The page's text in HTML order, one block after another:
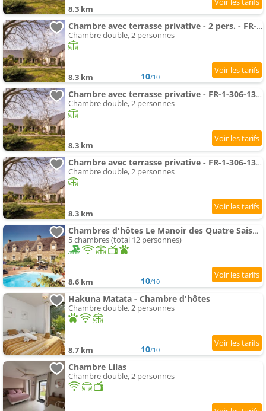
8.3 km
Chambre avec terrasse privative - 2 pers. - FR-1-306-1338
Chambre double, 2 personnes
8.3 km 10/10
Chambre avec terrasse privative - FR-1-306-1340
Chambre double, 2 personnes
8.3 km
Chambre avec terrasse privative - FR-1-306-1339
Chambre double, 2 personnes
8.3 km
Chambres d'hôtes Le Manoir des Quatre Saisons
5 chambres (total 12 personnes)
8.6 km 10/10
Hakuna Matata - Chambre d'hôtes
Chambre double, 2 personnes
8.7 km 10/10
Chambre Lilas
Chambre double, 2 personnes